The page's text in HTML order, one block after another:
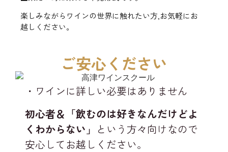
楽しみながらワインの世界に触れたい方,お気軽にお
越しください。
ご安心ください
・ワインに詳しい必要はありません
初心者＆「飲むのは好きなんだけどよ
くわからない」 という方々向けなので
安心してお越しください。